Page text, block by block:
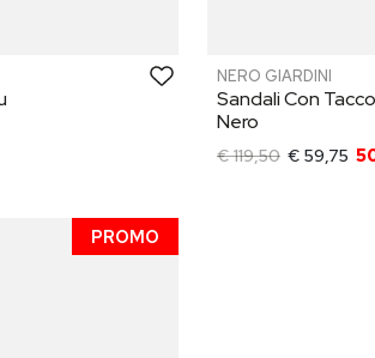
NERO GIARDINI
Sandali Con
Nero
€ 119,50 € 59,75
PROMO